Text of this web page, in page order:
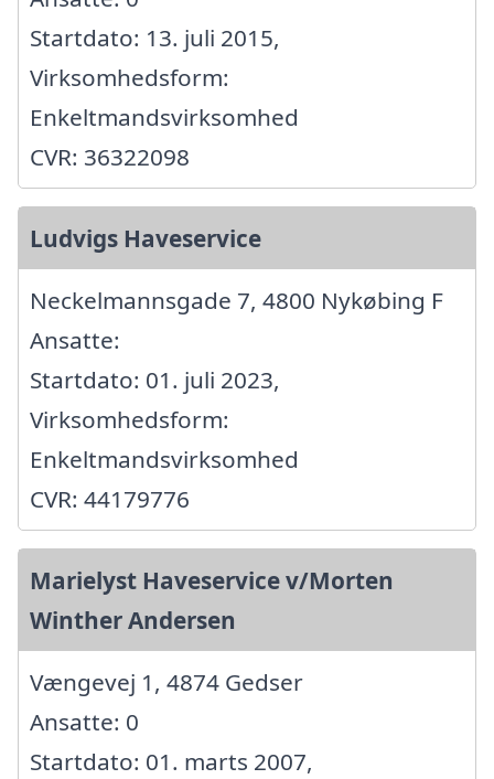
Startdato: 13. juli 2015,
Virksomhedsform:
Enkeltmandsvirksomhed
CVR: 36322098
Ludvigs Haveservice
Neckelmannsgade 7, 4800 Nykøbing F
Ansatte:
Startdato: 01. juli 2023,
Virksomhedsform:
Enkeltmandsvirksomhed
CVR: 44179776
Marielyst Haveservice v/Morten
Winther Andersen
Vængevej 1, 4874 Gedser
Ansatte: 0
Startdato: 01. marts 2007,